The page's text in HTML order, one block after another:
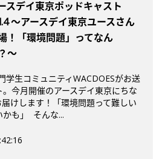
スデイ東京ポッドキャスト
〜アースデイ東京ユースさん
！「環境問題」ってなん
〜
学生コミュニティWACDOESがお送
今月開催のアースデイ東京にちな
けします！「環境問題って難しい
かも」 そんな...